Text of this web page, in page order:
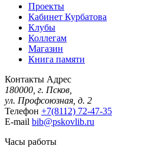
Проекты
Кабинет Курбатова
Клубы
Коллегам
Магазин
Книга памяти
Контакты Адрес
180000, г. Псков,
ул. Профсоюзная, д. 2
Телефон +7(8112) 72-47-35
E-mail bib@pskovlib.ru
Часы работы